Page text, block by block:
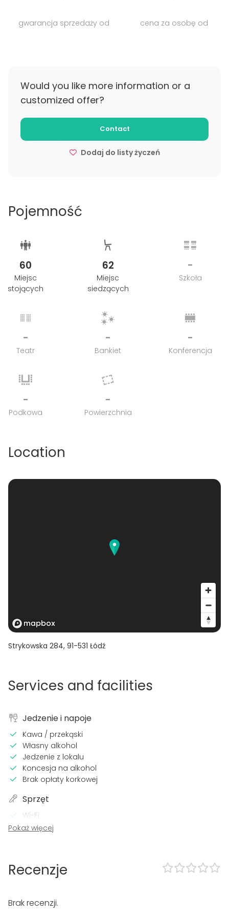
UWAGA! 18-stki dozwolone tylko w przypadku imprez
rodzinnych z osobami dorosłymi.
gwarancja sprzedaży od cena za osobę od
Would you like more information or a
customized offer?
Contact
Dodaj do listy życzeń
Pojemność
60
Miejsc
stojących
62
Miejsc
siedzących
-
Szkoła
-
Teatr
-
Bankiet
-
Konferencja
-
Podkowa
-
Powierzchnia
Location
Strykowska 284, 91-531 Łódź
Services and facilities
Jedzenie i napoje
Kawa / przekąski
Własny alkohol
Jedzenie z lokalu
Koncesja na alkohol
Brak opłaty korkowej
Sprzęt
Wi-Fi
Sprzęt nagłaśniający
Lokal posiada
Imprezy do późnych godzin
Pokaż więcej
Recenzje
Brak recenzji.